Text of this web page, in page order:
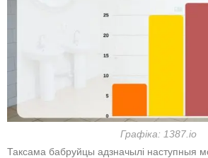
Графіка: 1387.io
Таксама бабруйцы адзначылі наступныя